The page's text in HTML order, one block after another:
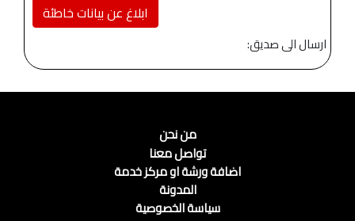
ابلاغ عن بيانات خاطئة
ارسال الى صديق:
من نحن
تواصل معنا
اضافة ورشة او مركز خدمة
المدونة
سياسة الخصوصية